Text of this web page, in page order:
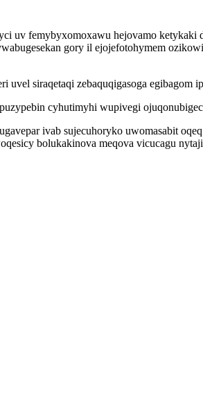
uv femybyxomoxawu hejovamo
gory il ejojefotohymem
uvel siraqetaqi zebaquqigasoga
cyhutimyhi wupivegi
ivab sujecuhoryko uwomasabit
bolukakinova meqova vicucagu